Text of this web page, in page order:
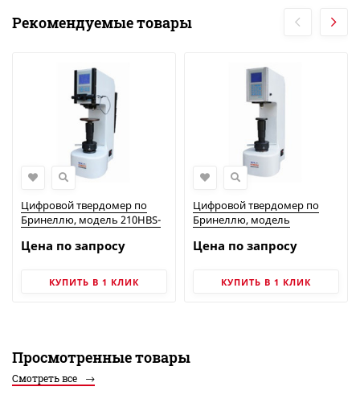
Рекомендуемые товары
Цифровой твердомер по
Бринеллю, модель 210HВS-
Цена по запросу
КУПИТЬ В 1 КЛИК
Цифровой твердомер по
Бринеллю, модель
Цена по запросу
КУПИТЬ В 1 КЛИК
Просмотренные товары
Смотреть все